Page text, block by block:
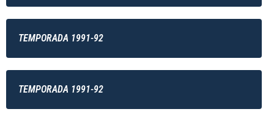
TEMPORADA 1991-92
TEMPORADA 1991-92